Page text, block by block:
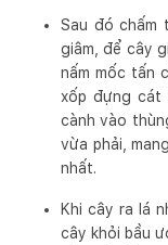
Sau đó chấm
giâm, để cây
nấm mốc tấn
xốp đựng cát
cành vào
vừa phải,
nhất.
Khi cây ra lá
cây khỏi bầu